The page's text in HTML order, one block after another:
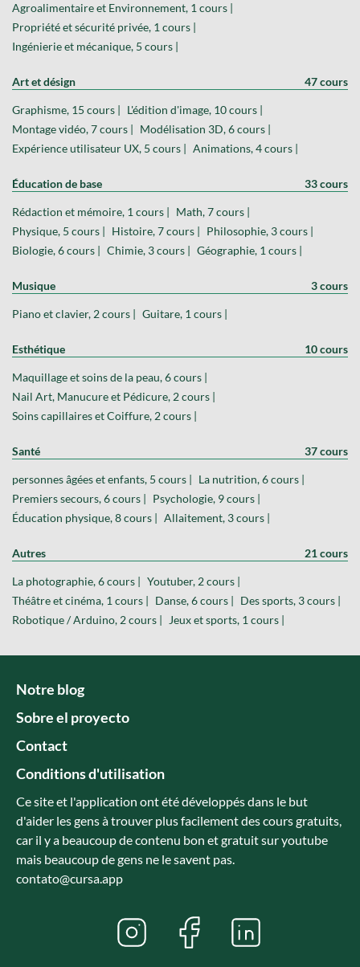
Agroalimentaire et Environnement, 1 cours |
Propriété et sécurité privée, 1 cours |
Ingénierie et mécanique, 5 cours |
Art et désign 47 cours
Graphisme, 15 cours | L'édition d'image, 10 cours |
Montage vidéo, 7 cours | Modélisation 3D, 6 cours |
Expérience utilisateur UX, 5 cours | Animations, 4 cours |
Éducation de base 33 cours
Rédaction et mémoire, 1 cours | Math, 7 cours |
Physique, 5 cours | Histoire, 7 cours | Philosophie, 3 cours |
Biologie, 6 cours | Chimie, 3 cours | Géographie, 1 cours |
Musique 3 cours
Piano et clavier, 2 cours | Guitare, 1 cours |
Esthétique 10 cours
Maquillage et soins de la peau, 6 cours |
Nail Art, Manucure et Pédicure, 2 cours |
Soins capillaires et Coiffure, 2 cours |
Santé 37 cours
personnes âgées et enfants, 5 cours | La nutrition, 6 cours |
Premiers secours, 6 cours | Psychologie, 9 cours |
Éducation physique, 8 cours | Allaitement, 3 cours |
Autres 21 cours
La photographie, 6 cours | Youtuber, 2 cours |
Théâtre et cinéma, 1 cours | Danse, 6 cours | Des sports, 3 cours |
Robotique / Arduino, 2 cours |
Jeux et sports, 1 cours |
Notre blog
Sobre el proyecto
Contact
Conditions d'utilisation
Ce site et l'application ont été développés dans le but
d'aider les gens à trouver plus facilement des cours gratuits,
car il y a beaucoup de contenu bon et gratuit sur youtube
mais beaucoup de gens ne le savent pas.
contato@cursa.app